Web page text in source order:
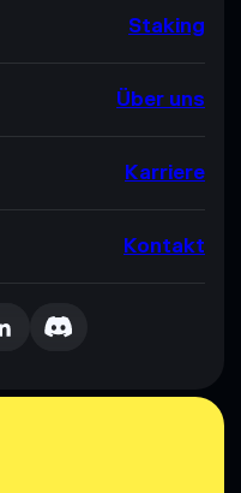
Staking
Über uns
Karriere
Kontakt